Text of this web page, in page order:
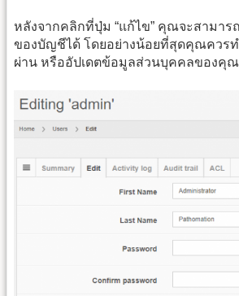
หลังจากคลิกที่ปุ่ม “แก้ไข” คุณจะสามา
ของบัญชีได้ โดยอย่างน้อยที่สุดคุณควรท
ผ่าน หรืออัปเดตข้อมูลส่วนบุคคลของคุณ